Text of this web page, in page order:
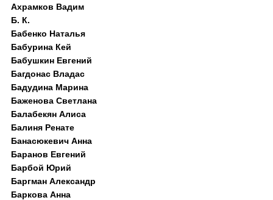
Ахрамков Вадим
Б. К.
Бабенко Наталья
Бабурина Кей
Бабушкин Евгений
Багдонас Владас
Бадудина Марина
Баженова Светлана
Балабекян Алиса
Балиня Ренате
Банасюкевич Анна
Баранов Евгений
Барбой Юрий
Баргман Александр
Баркова Анна